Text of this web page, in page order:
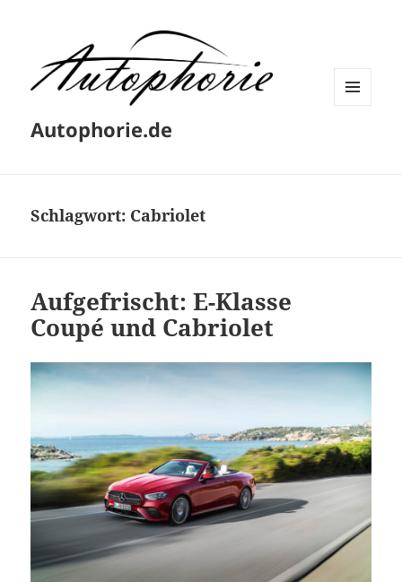
Autophorie.de
Schlagwort: Cabriolet
Aufgefrischt: E-Klasse
Coupé und Cabriolet